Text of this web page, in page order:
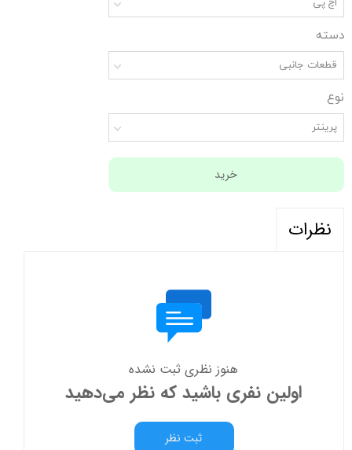
اچ پی
دسته
قطعات جانبی
نوع
پرینتر
خرید
نظرات
هنوز نظری ثبت نشده
اولین نفری باشید که نظر می‌دهید
ثبت نظر